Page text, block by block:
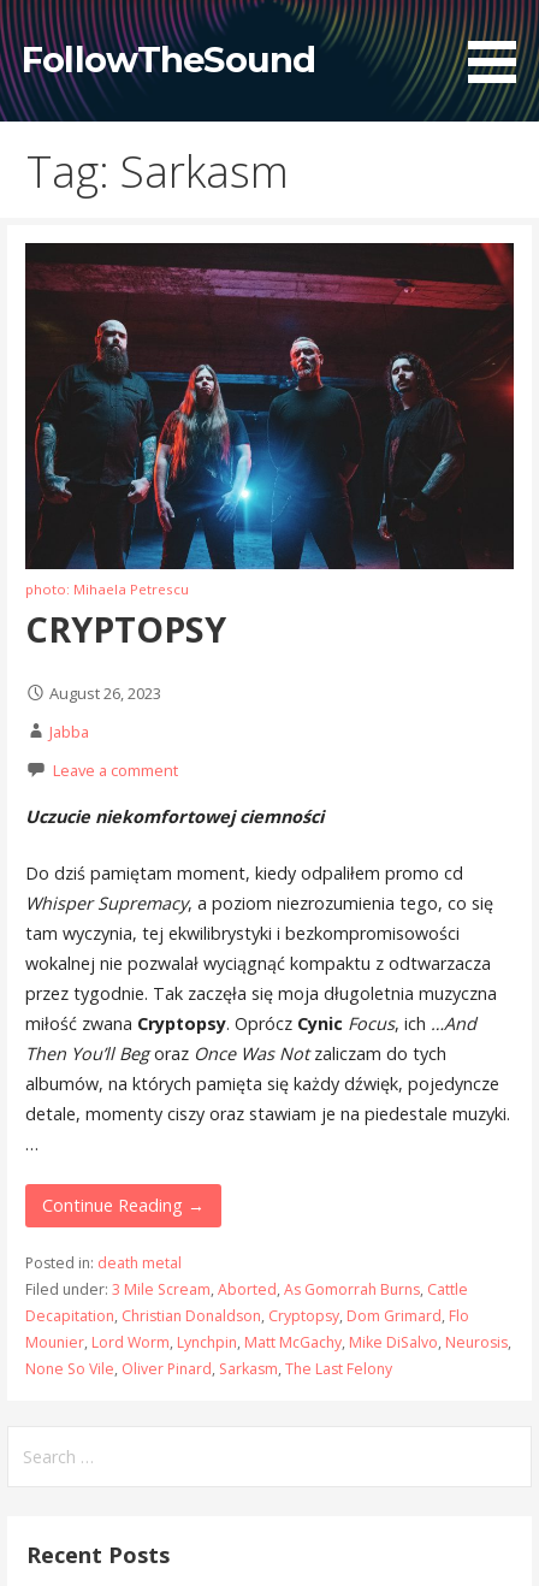
Skip
to
content
FollowTheSound
Tag: Sarkasm
photo: Mihaela Petrescu
CRYPTOPSY
August 26, 2023
Jabba
Leave a comment
Uczucie niekomfortowej ciemności
Do dziś pamiętam moment, kiedy odpaliłem promo cd
Whisper Supremacy, a poziom niezrozumienia tego, co się
tam wyczynia, tej ekwilibrystyki i bezkompromisowości
wokalnej nie pozwalał wyciągnąć kompaktu z odtwarzacza
przez tygodnie. Tak zaczęła się moja długoletnia muzyczna
miłość zwana Cryptopsy. Oprócz Cynic Focus, ich …And
Then You’ll BegorazOnce Was Notzaliczam do tych
albumów, na których pamięta się każdy dźwięk, pojedyncze
detale, momenty ciszy oraz stawiam je na piedestale muzyki.
…
Continue Reading →
Posted in: death metal
Filed under: 3 Mile Scream, Aborted, As Gomorrah Burns, Cattle
Decapitation, Christian Donaldson, Cryptopsy, Dom Grimard, Flo
Mounier, Lord Worm, Lynchpin, Matt McGachy, Mike DiSalvo, Neurosis,
None So Vile, Oliver Pinard, Sarkasm, The Last Felony
for:
Recent Posts